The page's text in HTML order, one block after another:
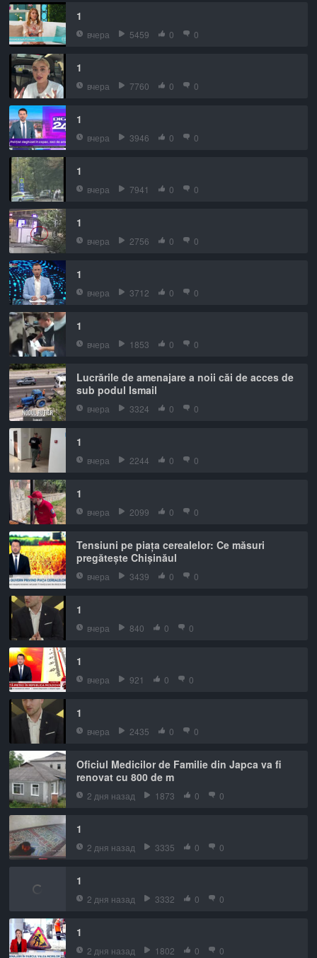
1
вчера 5459 0 0
1
вчера 7760 0 0
1
вчера 3946 0 0
1
вчера 7941 0 0
1
вчера 2756 0 0
1
вчера 3712 0 0
1
вчера 1853 0 0
Lucrările de amenajare a noii căi de acces de
sub podul Ismail
вчера 3324 0 0
1
вчера 2244 0 0
1
вчера 2099 0 0
Tensiuni pe piața cerealelor: Ce măsuri
pregătește Chișinăul
вчера 3439 0 0
1
вчера 840 0 0
1
вчера 921 0 0
1
вчера 2435 0 0
Oficiul Medicilor de Familie din Japca va fi
renovat cu 800 de m
2 дня назад 1873 0 0
1
2 дня назад 3335 0 0
1
2 дня назад 3332 0 0
1
2 дня назад 1802 0 0